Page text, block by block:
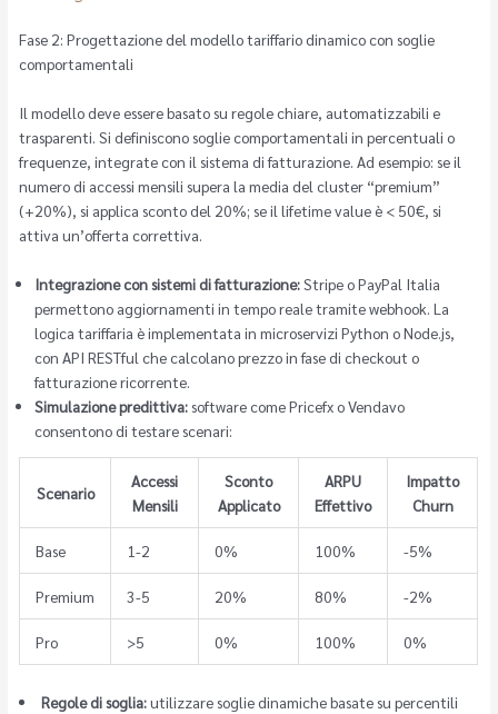
Fase 2: Progettazione del modello tariffario dinamico con soglie
comportamentali
Il modello deve essere basato su regole chiare, automatizzabili e
trasparenti. Si definiscono soglie comportamentali in percentuali o
frequenze, integrate con il sistema di fatturazione. Ad esempio: se il
numero di accessi mensili supera la media del cluster “premium”
(+20%), si applica sconto del 20%; se il lifetime value è < 50€, si
attiva un’offerta correttiva.
Integrazione con sistemi di fatturazione:Stripe o PayPal Italia
permettono aggiornamenti in tempo reale tramite webhook. La
logica tariffaria è implementata in microservizi Python o Node.js,
con API RESTful che calcolano prezzo in fase di checkout o
fatturazione ricorrente.
Simulazione predittiva: software come Pricefx o Vendavo
consentono di testare scenari:
Scenario
Accessi
Mensili
Sconto
Applicato
ARPU
Effettivo
Impatto
Churn
Base 1-2 0% 100% -5%
Premium 3-5 20% 80% -2%
Pro >5 0% 100% 0%
Regole di soglia:utilizzare soglie dinamiche basate su percentili